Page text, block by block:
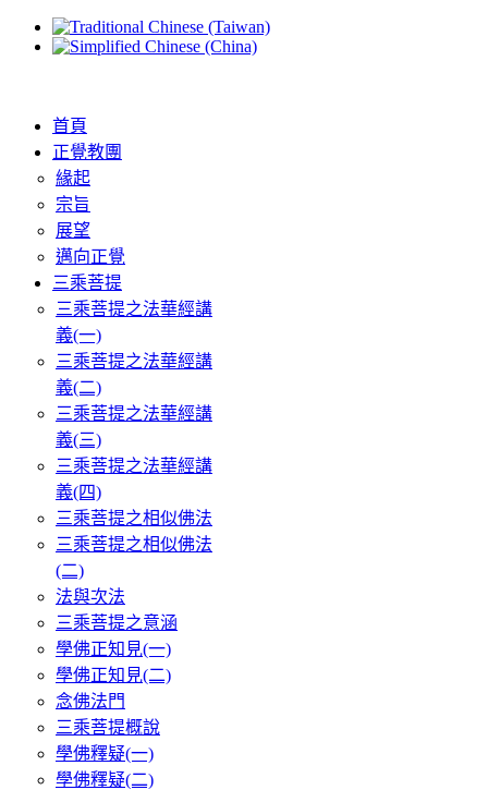
首頁
正覺教團
緣起
宗旨
展望
邁向正覺
三乘菩提
三乘菩提之法華經講
義(一)
三乘菩提之法華經講
義(二)
三乘菩提之法華經講
義(三)
三乘菩提之法華經講
義(四)
三乘菩提之相似佛法
三乘菩提之相似佛法
(二)
法與次法
三乘菩提之意涵
學佛正知見(一)
學佛正知見(二)
念佛法門
三乘菩提概說
學佛釋疑(一)
學佛釋疑(二)